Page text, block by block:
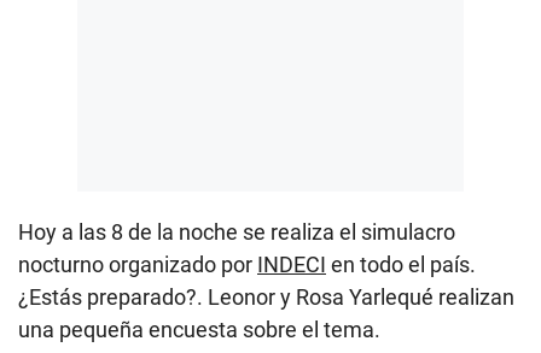
Hoy a las 8 de la noche se realiza el simulacro
nocturno organizado por INDECI en todo el país.
¿Estás preparado?. Leonor y Rosa Yarlequé realizan
una pequeña encuesta sobre el tema.